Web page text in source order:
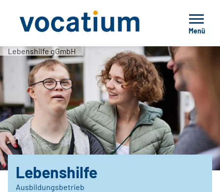
Menü
Lebenshilfe gGmbH
Lebenshilfe
Ausbildungsbetrieb